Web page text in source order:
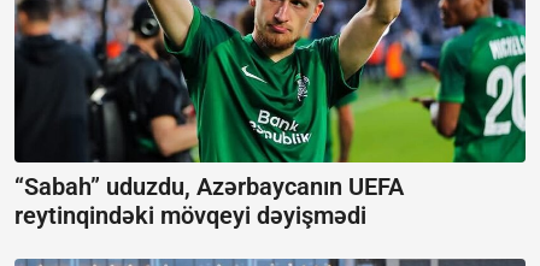
“Sabah” uduzdu, Azərbaycanın UEFA
reytinqindəki mövqeyi dəyişmədi